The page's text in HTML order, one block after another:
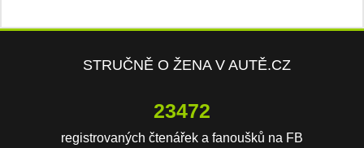
STRUČNĚ O ŽENA V AUTĚ.CZ
23472
registrovaných čtenářek a fanoušků na FB